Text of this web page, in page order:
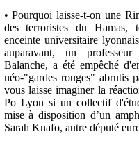
• Pourquoi laisse-t-on une
des terroristes du Hamas,
enceinte universitaire
auparavant, un
Balanche, a été empêché
néo-"gardes rouges" abrutis
vous laisse imaginer la
Po Lyon si un collectif
mise à disposition d’un
Sarah Knafo, autre député